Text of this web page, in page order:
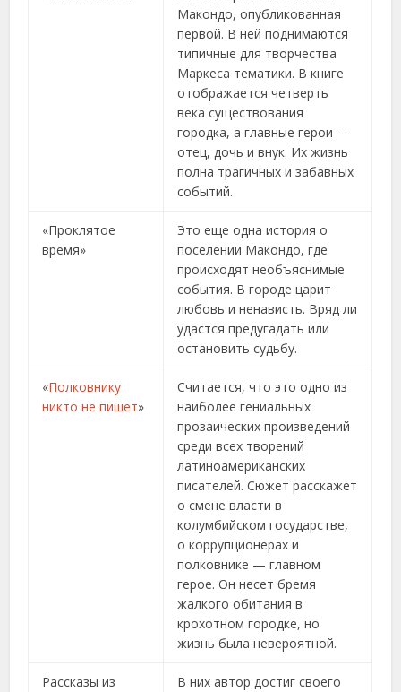
Макондо, опубликованная
первой. В ней поднимаются
типичные для творчества
Маркеса тематики. В книге
отображается четверть
века существования
городка, а главные герои —
отец, дочь и внук. Их жизнь
полна трагичных и забавных
событий.
«Проклятое
время»
Это еще одна история о
поселении Макондо, где
происходят необъяснимые
события. В городе царит
любовь и ненависть. Вряд ли
удастся предугадать или
остановить судьбу.
«Полковнику
никто не пишет»
Считается, что это одно из
наиболее гениальных
прозаических произведений
среди всех творений
латиноамериканских
писателей. Сюжет расскажет
о смене власти в
колумбийском государстве,
о коррупционерах и
полковнике — главном
герое. Он несет бремя
жалкого обитания в
крохотном городке, но
жизнь была невероятной.
Рассказы из
В них автор достиг своего